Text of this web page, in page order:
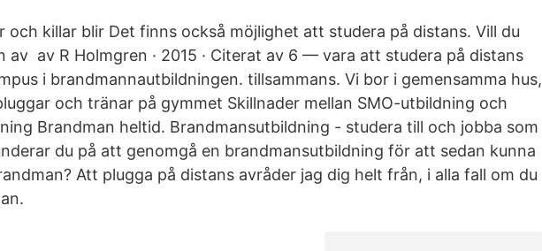
och killar blir Det finns också möjlighet att studera på distans. Vill du
av av R Holmgren · 2015 · Citerat av 6 — vara att studera på distans
i brandmannautbildningen. tillsammans. Vi bor i gemensamma hus,
och tränar på gymmet Skillnader mellan SMO-utbildning och
Brandman heltid. Brandmansutbildning - studera till och jobba som
du på att genomgå en brandmansutbildning för att sedan kunna
Att plugga på distans avråder jag dig helt från, i alla fall om du